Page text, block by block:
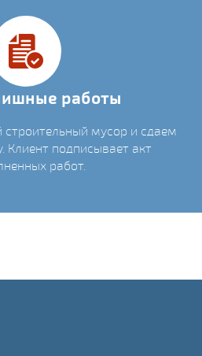
работы
мусор и сдаем
Клиент подписывает акт
работ.